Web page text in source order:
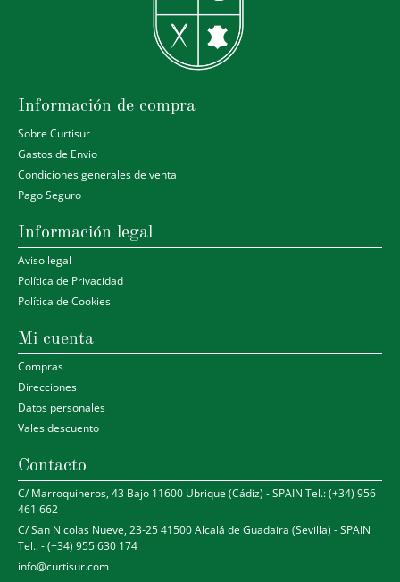
Información de compra
Sobre Curtisur
Gastos de Envio
Condiciones generales de venta
Pago Seguro
Información legal
Aviso legal
Política de Privacidad
Política de Cookies
Mi cuenta
Compras
Direcciones
Datos personales
Vales descuento
Contacto
C/ Marroquineros, 43 Bajo 11600 Ubrique (Cádiz) - SPAIN Tel.: (+34) 956
461 662
C/ San Nicolas Nueve, 23-25 41500 Alcalá de Guadaira (Sevilla) - SPAIN
Tel.: - (+34) 955 630 174
info@curtisur.com